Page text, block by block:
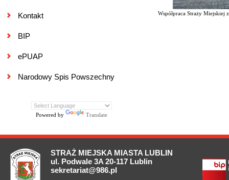
Kontakt
BIP
ePUAP
Narodowy Spis Powszechny
Powered by Translate
Współpraca Straży Miejskiej
STRAŻ MIEJSKA MIASTA LUBLIN
ul. Podwale 3A 20-117 Lublin
sekretariat@986.pl